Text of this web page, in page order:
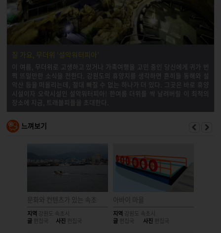
잘 가요, 무더위 ‘설악워터피아’
이 여름, 무더위로 고생하고 있거나 가족여행을 고민 중인 당신에게 귀가 번
쩍 뜨일만한 소식을 전한다. 강원도의 휴양지를 생각하면 흔히들 동해와 설
악산 등을 떠올리는데, 절대 빠질 수 없는 하나가 더 있다. 그곳은 바로 휴양
시설이자 오락시설인 설악워터피아! 한여름 더위를 싹 날려버릴 이 최적의
장소에 지금, 트래블피플을 초대한다.
느껴보기
문화와 컨텐츠가 있는 속초
지역 강원도 속초시
글 편집국 사진 편집국
아바이 마을
지역 강원도 속초시
글 편집국 사진 편집국